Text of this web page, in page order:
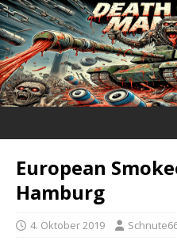
European
Hamburg
4. Oktober 2019